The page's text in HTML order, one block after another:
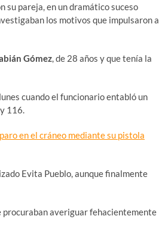
su pareja, en un dramático suceso
los motivos que impulsaron a
Gómez, de 28 años y que tenía la
cuando el funcionario entabló un
116.
en el cráneo mediante su pistola
Evita Pueblo, aunque finalmente
procuraban averiguar fehacientemente